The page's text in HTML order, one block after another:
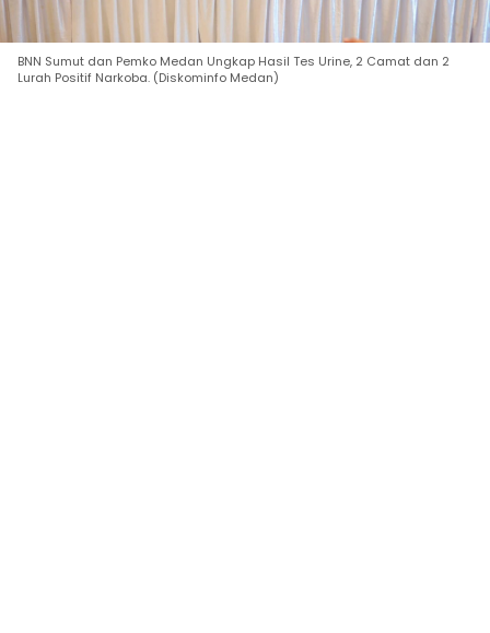
BNN Sumut dan Pemko Medan Ungkap Hasil Tes Urine, 2 Camat dan 2
Lurah Positif Narkoba. (Diskominfo Medan)